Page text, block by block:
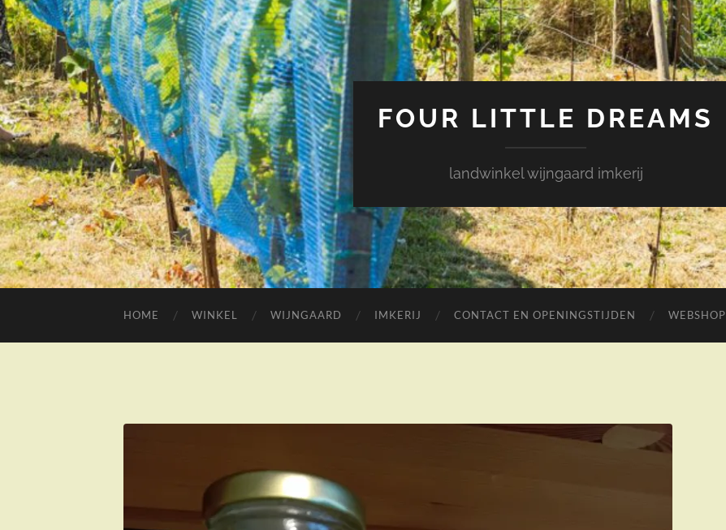
FOUR LITTLE DREAMS
landwinkel wijngaard imkerij
HOME WINKEL WIJNGAARD IMKERIJ CONTACT EN OPENINGSTIJDEN WEBSHOP